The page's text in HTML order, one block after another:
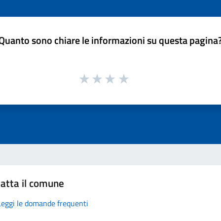
sono chiare le informazioni su questa
il comune
le domande frequenti